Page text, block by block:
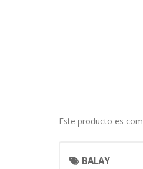
Este producto es
BALAY